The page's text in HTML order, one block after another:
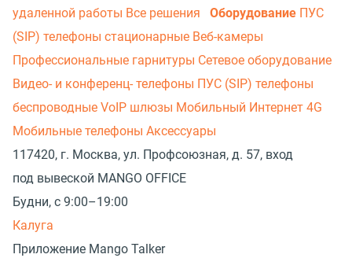
удаленной работы Все решения Оборудование ПУС
(SIP) телефоны стационарные Веб-камеры
Профессиональные гарнитуры Сетевое оборудование
Видео- и конференц- телефоны ПУС (SIP) телефоны
беспроводные VoIP шлюзы Мобильный Интернет 4G
Мобильные телефоны Аксессуары
117420, г. Москва, ул. Профсоюзная, д. 57, вход
под вывеской MANGO OFFICE
Будни, с 9:00–19:00
Калуга
Приложение Mango Talker